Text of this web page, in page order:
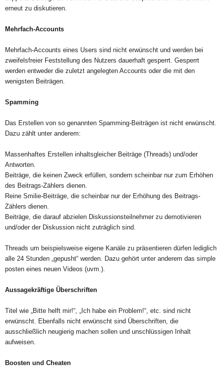
erneut zu diskutieren.
Mehrfach-Accounts
Mehrfach-Accounts eines Users sind nicht erwünscht und werden bei
zweifelsfreier Feststellung des Nutzers dauerhaft gesperrt. Gesperrt
werden entweder die zuletzt angelegten Accounts oder die mit den
wenigsten Beiträgen.
Spamming
Das Erstellen von so genannten Spamming-Beiträgen ist nicht erwünscht.
Dazu zählt unter anderem:
Massenhaftes Erstellen inhaltsgleicher Beiträge (Threads) und/oder
Antworten.
Beiträge, die keinen Zweck erfüllen, sondern scheinbar nur zum Erhöhen
des Beitrags-Zählers dienen.
Reine Smilie-Beiträge, die scheinbar nur der Erhöhung des Beitrags-
Zählers dienen.
Beiträge, die darauf abzielen Diskussionsteilnehmer zu demotivieren
und/oder der Diskussion nicht zuträglich sind.
Threads um beispielsweise eigene Kanäle zu präsentieren dürfen lediglich
alle 24 Stunden „gepusht“ werden. Dazu gehört unter anderem das simple
posten eines neuen Videos (uvm.).
Aussagekräftige Überschriften
Titel wie „Bitte helft mir!“, „Ich habe ein Problem!“, etc. sind nicht
erwünscht. Ebenfalls nicht erwünscht sind Überschriften, die
ausschließlich neugierig machen sollen und unschlüssigen Inhalt
aufweisen.
Boosten und Cheaten